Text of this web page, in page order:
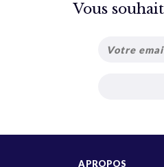
Vous
A PROPOS